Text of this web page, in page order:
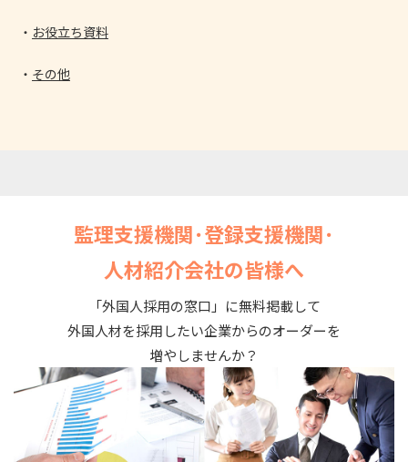
お役立ち資料
その他
監理支援機関･登録支援機関･
人材紹介会社の皆様へ
「外国人採用の窓口」に無料掲載して
外国人材を採用したい企業からのオーダーを
増やしませんか？